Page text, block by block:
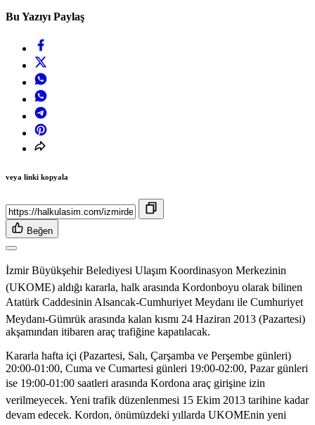
Bu Yazıyı Paylaş
veya linki kopyala
Beğen
İzmir Büyükşehir Belediyesi Ulaşım Koordinasyon Merkezinin
(UKOME) aldığı kararla, halk arasında Kordonboyu olarak bilinen
Atatürk Caddesinin Alsancak-Cumhuriyet Meydanı ile Cumhuriyet
Meydanı-Gümrük arasında kalan kısmı 24 Haziran 2013 (Pazartesi)
akşamından itibaren araç trafiğine kapatılacak.
Kararla hafta içi (Pazartesi, Salı, Çarşamba ve Perşembe günleri)
20:00-01:00, Cuma ve Cumartesi günleri 19:00-02:00, Pazar günleri
ise 19:00-01:00 saatleri arasında Kordona araç girişine izin
verilmeyecek. Yeni trafik düzenlenmesi 15 Ekim 2013 tarihine kadar
devam edecek. Kordon, önümüzdeki yıllarda UKOMEnin yeni